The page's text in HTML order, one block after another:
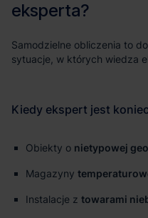
Obiekty o nietypowej
Magazyny
Instalacje z towarami